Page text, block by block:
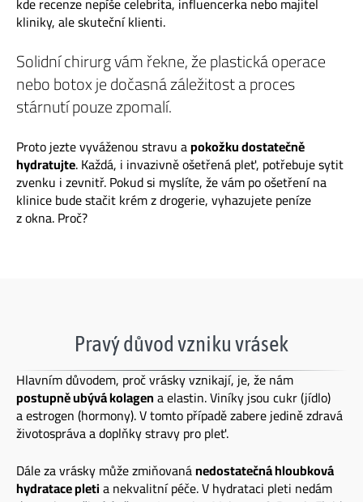
kliniky, ale skuteční klienti.
Solidní chirurg vám řekne, že plastická operace
nebo botox je dočasná záležitost a proces
stárnutí pouze zpomalí.
Proto jezte vyváženou stravu apokožku dostatečně
hydratujte. Každá, i invazivně ošetřená pleť, potřebuje sytit
zvenku i zevnitř. Pokud si myslíte, že vám po ošetření na
klinice bude stačit krém z drogerie, vyhazujete peníze
z okna. Proč?
Pravý důvod vzniku vrásek
Hlavním důvodem, proč vrásky vznikají, je, že nám
postupně ubývá kolagena elastin. Viníky jsou cukr (jídlo)
a estrogen (hormony). V tomto případě zabere jedině zdravá
životospráva a doplňky stravy pro pleť.
Dále za vrásky může zmiňovanánedostatečná hloubková
hydratace pletia nekvalitní péče. V hydrataci pleti nedám